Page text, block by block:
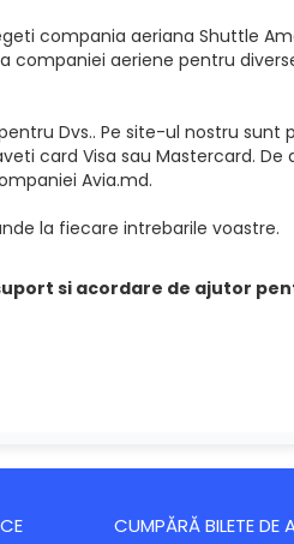
compania aeriana Shuttle
companiei aeriene pentru
Dvs.. Pe site-ul nostru sunt
card Visa sau Mastercard.
Avia.md.
la fiecare intrebarile voastre.
si acordare de ajutor
CUMPĂRĂ BILETE DE